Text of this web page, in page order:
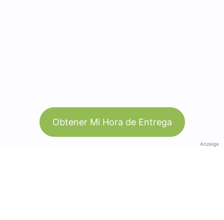
Obtener Mi Hora de Entrega
Anzeige